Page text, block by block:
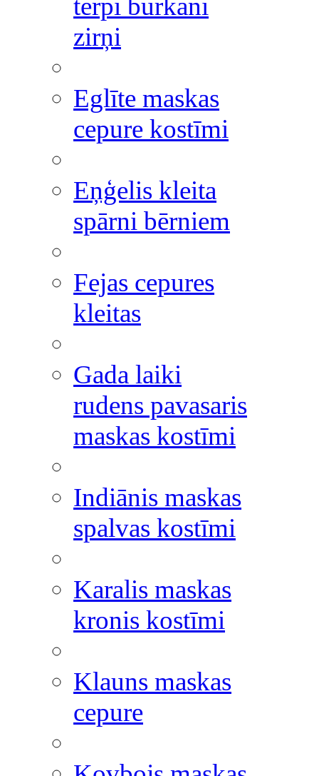
tērpi burkāni
zirņi
Eglīte maskas
cepure kostīmi
Eņģelis kleita
spārni bērniem
Fejas cepures
kleitas
Gada laiki
rudens pavasaris
maskas kostīmi
Indiānis maskas
spalvas kostīmi
Karalis maskas
kronis kostīmi
Klauns maskas
cepure